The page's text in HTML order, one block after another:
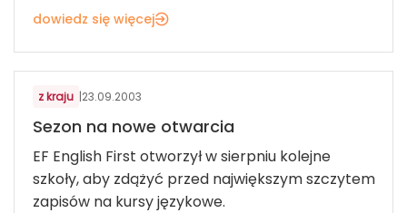
dowiedz się więcej
Z KRAJU
z kraju |23.09.2003
Sezon na nowe otwarcia
EF English First otworzył w sierpniu kolejne
szkoły, aby zdążyć przed największym szczytem
zapisów na kursy językowe.